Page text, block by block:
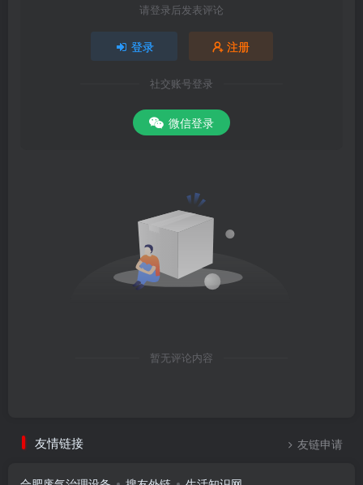
请登录后发表评论
登录 注册
社交账号登录
微信登录
暂无评论内容
友情链接 友链申请